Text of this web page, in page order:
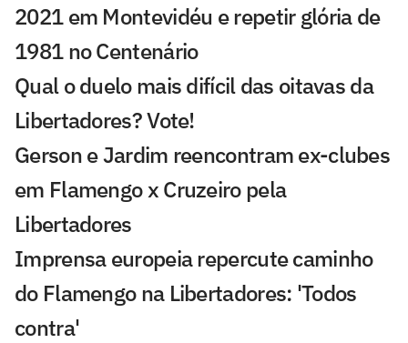
2021 em Montevidéu e repetir glória de
1981 no Centenário
Qual o duelo mais difícil das oitavas da
Libertadores? Vote!
Gerson e Jardim reencontram ex-clubes
em Flamengo x Cruzeiro pela
Libertadores
Imprensa europeia repercute caminho
do Flamengo na Libertadores: 'Todos
contra'